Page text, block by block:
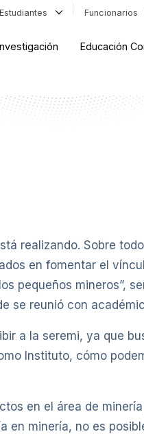
Estudiantes Funcionarios
Educación
realizando. Sobre
en fomentar el
pequeños mineros”,
se reunió con
a la seremi, ya que
Instituto, cómo
en el área de
en minería, no es